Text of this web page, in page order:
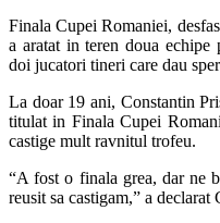
Finala Cupei Romaniei,
a aratat in teren doua
doi jucatori tineri care dau
La doar 19 ani, Constantin
titulat in Finala Cupei
castige mult ravnitul trofeu.
“A fost o finala grea, dar ne
reusit sa castigam,” a